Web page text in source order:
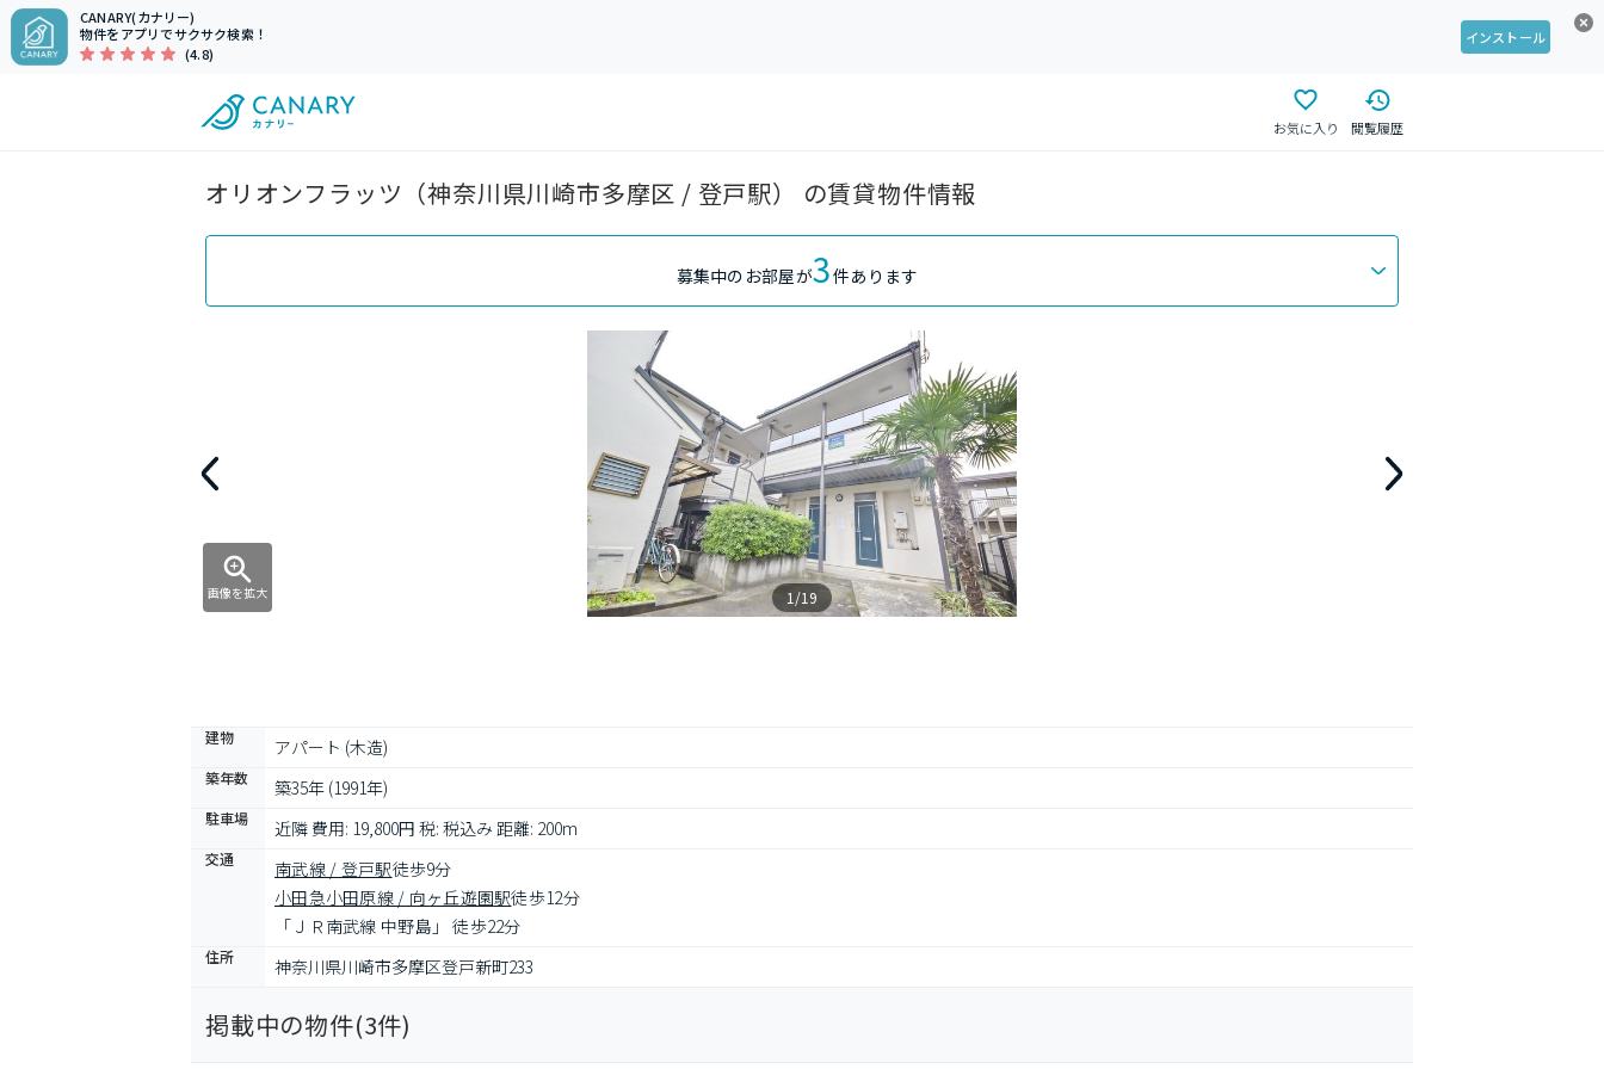
CANARY(カナリー)
物件をアプリでサクサク検索！
(4.8)
インストール
お気に入り 閲覧履歴
オリオンフラッツ（神奈川県川崎市多摩区 / 登戸駅） の賃貸物件情報
募集中のお部屋が3件あります
画像を拡大 1/19
建物 アパート (木造)
築年数 築35年 (1991年)
駐車場 近隣 費用: 19,800円 税: 税込み 距離: 200m
交通 南武線 / 登戸駅徒歩9分
小田急小田原線 / 向ヶ丘遊園駅徒歩12分
「ＪＲ南武線 中野島」 徒歩22分
住所 神奈川県川崎市多摩区登戸新町233
掲載中の物件(3件)